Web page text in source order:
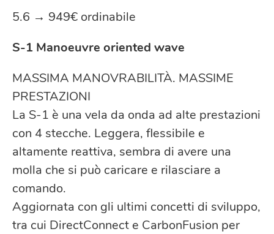
5.6 → 949€ ordinabile
S-1 Manoeuvre oriented wave
MASSIMA MANOVRABILITÀ. MASSIME
PRESTAZIONI
La S-1 è una vela da onda ad alte prestazioni
con 4 stecche. Leggera, flessibile e
altamente reattiva, sembra di avere una
molla che si può caricare e rilasciare a
comando.
Aggiornata con gli ultimi concetti di sviluppo,
tra cui DirectConnect e CarbonFusion per